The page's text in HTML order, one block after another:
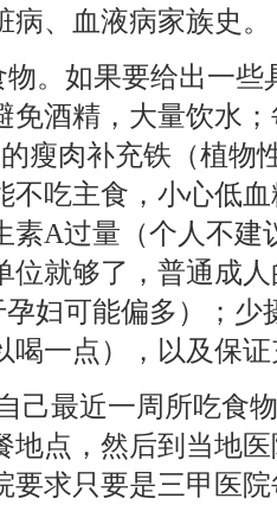
、血液病家族史。
物。如果要给出一
免酒精，大量饮水
瘦肉补充铁（植物
不吃主食，小心低
素A过量（个人不建
位就够了，普通成
妇可能偏多）；少
喝一点），以及保
己最近一周所吃食
地点，然后到当地
要求只要是三甲医